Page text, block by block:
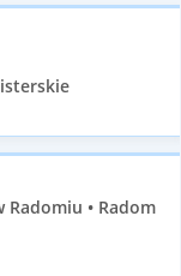
• Radom